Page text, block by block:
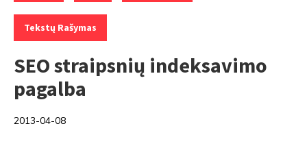
Tekstų Rašymas
SEO straipsnių indeksavimo
pagalba
2013-04-08